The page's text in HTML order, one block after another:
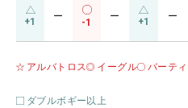
+1 ー
-1
ー +1 ー
アルバトロス イーグル バーティ
ダブルボギー以上